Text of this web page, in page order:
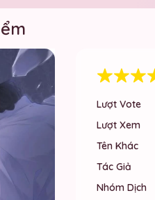
Lượt Vote
Lượt Xem
Tên Khác
Tác Giả
Nhóm Dịch